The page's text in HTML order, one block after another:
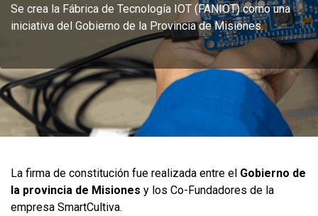
Se crea la Fábrica de Tecnología IOT (FANIOT) como una
iniciativa del Gobierno de la Provincia de Misiones.
La firma de constitución fue realizada entre el Gobierno de
la provincia de Misiones y los Co-Fundadores de la
empresa SmartCultiva.